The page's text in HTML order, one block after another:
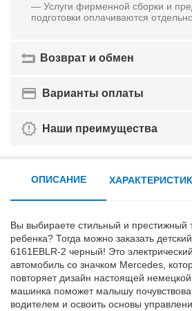
— Услуги фирменной сборки и
подготовки оплачиваются отдельно
Возврат и обмен
Варианты оплаты
Наши преимущества
ОПИСАНИЕ
Вы выбираете стильный и престижный
ребенка? Тогда можно заказать
6161EBLR-2 черный! Это
автомобиль со значком Mercedes,
повторяет дизайн настоящей
машинка поможет малышу
водителем и освоить основы